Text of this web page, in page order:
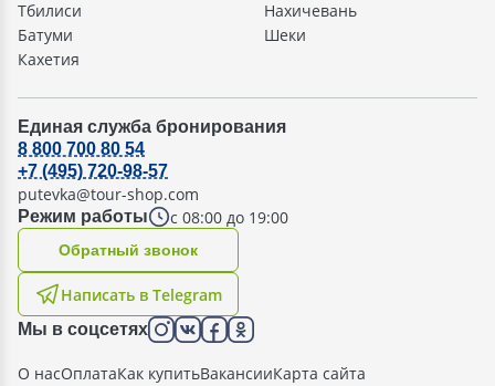
Тбилиси
Батуми
Кахетия
Нахичевань
Шеки
Единая служба бронирования
Режим работы с 08:00 до 19:00
8 800 700 80 54
+7 (495) 720-98-57
putevka@tour-shop.com
Написать в Telegram
Oбратный звонок
Мы в соцсетях
О насОплатаКак купитьВакансииКарта сайта